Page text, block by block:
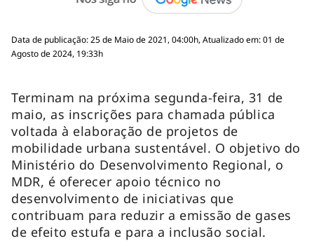
Data de publicação: 25 de Maio de 2021, 04:00h, Atualizado em: 01 de
Agosto de 2024, 19:33h
Terminam na próxima segunda-feira, 31 de
maio, as inscrições para chamada pública
voltada à elaboração de projetos de
mobilidade urbana sustentável. O objetivo do
Ministério do Desenvolvimento Regional, o
MDR, é oferecer apoio técnico no
desenvolvimento de iniciativas que
contribuam para reduzir a emissão de gases
de efeito estufa e para a inclusão social.